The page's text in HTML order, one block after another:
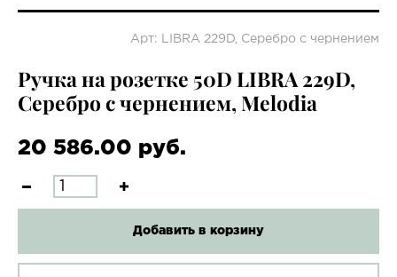
Арт: LIBRA 229D, Серебро с чернением
Ручка на розетке 50D LIBRA 229D,
Серебро с чернением, Melodia
20 586.00 руб.
Добавить в корзину